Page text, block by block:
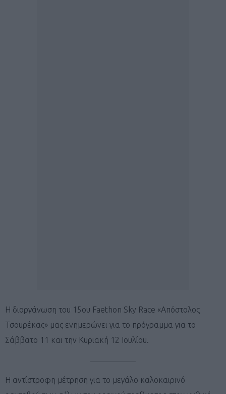
Η διοργάνωση του 15ου Faethon Sky Race «Απόστολος
Τσουρέκας» μας ενημερώνει για το πρόγραμμα για το
Σάββατο 11 και την Κυριακή 12 Ιουλίου.
Η αντίστροφη μέτρηση για το μεγάλο καλοκαιρινό